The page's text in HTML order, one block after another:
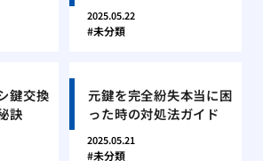
2025.05.22
未分類
鍵交換
訣
元鍵を完全紛失本当に困
った時の対処法ガイド
2025.05.21
未分類